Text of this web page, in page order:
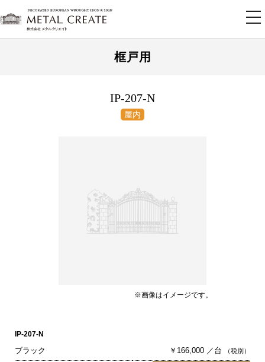
框戸用
IP-207-N
※画像はイメージです。
IP-207-N
ブラック ￥166,000 ／台 （税別）